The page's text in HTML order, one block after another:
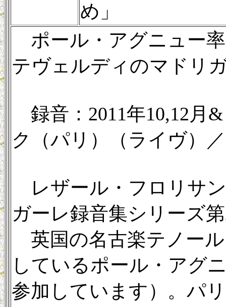
め」
ポール・アグニュー
テヴェルディのマドリ
録音：2011年10,12月
ク（パリ）（ライヴ）／
レザール・フロリサ
ガーレ録音集シリーズ
英国の名古楽テノー
しているポール・アグ
参加しています）。パ